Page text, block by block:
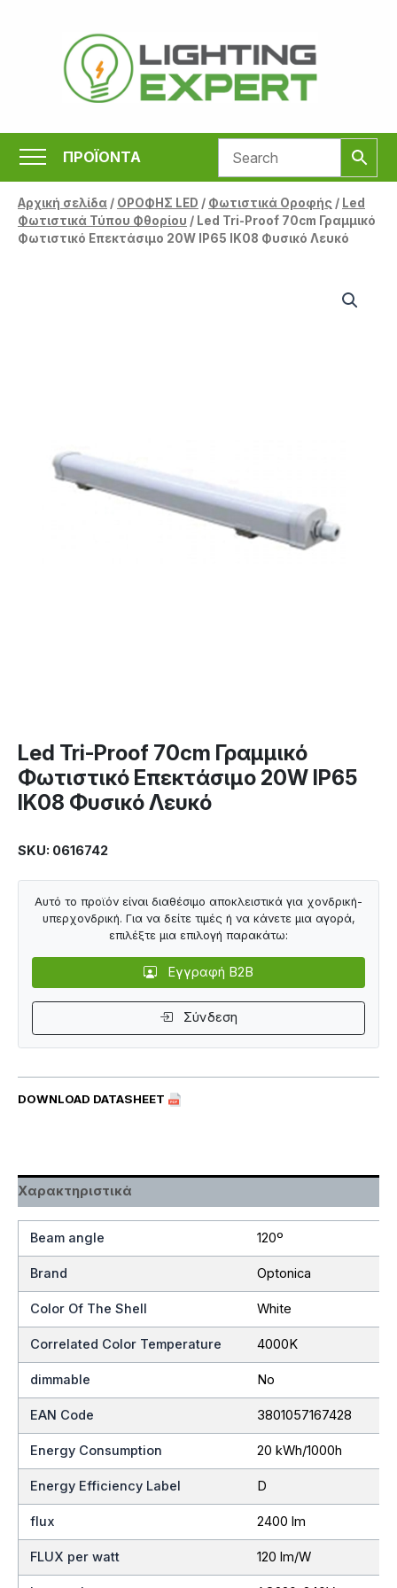
περιεχόμενο
ΠΡΟΪΟΝΤΑ
Αρχική σελίδα/ ΟΡΟΦΗΣ LED / Φωτιστικά Οροφής / Led
Φωτιστικά Τύπου Φθορίου / Led Tri-Proof 70cm Γραμμικό
Φωτιστικό Επεκτάσιμο 20W IP65 IK08 Φυσικό Λευκό
Led Tri-Proof 70cm Γραμμικό
Φωτιστικό Επεκτάσιμο 20W IP65
IK08 Φυσικό Λευκό
SKU: 0616742
DOWNLOAD DATASHEET
Αυτό το προϊόν είναι διαθέσιμο αποκλειστικά για χονδρική-
υπερχονδρική. Για να δείτε τιμές ή να κάνετε μια αγορά,
επιλέξτε μια επιλογή παρακάτω:
Εγγραφή B2B
Σύνδεση
Χαρακτηριστικά
Beam angle 120º
Brand Optonica
Color Of The Shell White
Correlated Color Temperature 4000K
dimmable No
EAN Code 3801057167428
Energy Consumption 20 kWh/1000h
Energy Efficiency Label D
flux 2400 lm
FLUX per watt 120 lm/W